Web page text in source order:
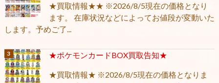
★買取情報★★ ※2026/8/5現在の価格となり
ます。 在庫状況などによってお値段が変動いた
します。予めご了...
★ポケモンカードBOX買取告知★
★買取情報★ ※2026/8/5現在の価格となりま